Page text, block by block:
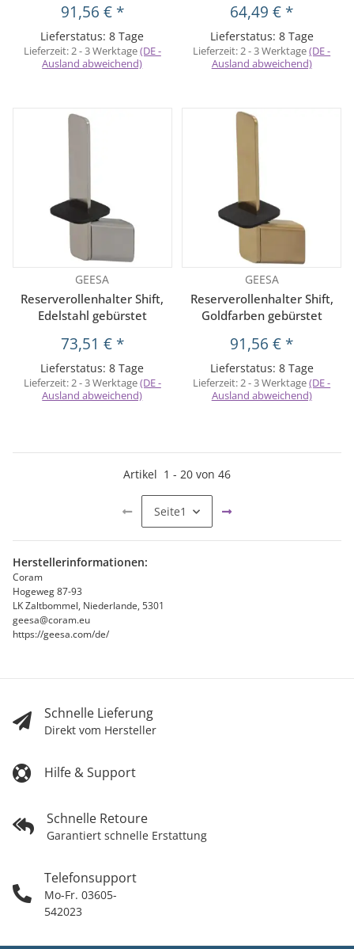
91,56 € *
Lieferstatus: 8 Tage
Lieferzeit:2 - 3 Werktage(DE -
Ausland abweichend)
64,49 € *
Lieferstatus: 8 Tage
Lieferzeit:2 - 3 Werktage(DE -
Ausland abweichend)
GEESA
Reserverollenhalter Shift,
Edelstahl gebürstet
73,51 € *
Lieferstatus: 8 Tage
Lieferzeit:2 - 3 Werktage(DE -
Ausland abweichend)
GEESA
Reserverollenhalter Shift,
Goldfarben gebürstet
91,56 € *
Lieferstatus: 8 Tage
Lieferzeit:2 - 3 Werktage(DE -
Ausland abweichend)
Artikel 1 - 20 von 46
Seite1
Herstellerinformationen:
Coram
Hogeweg 87-93
LK Zaltbommel, Niederlande, 5301
geesa@coram.eu
https://geesa.com/de/
Schnelle Lieferung
Direkt vom Hersteller
Hilfe & Support
Schnelle Retoure
Garantiert schnelle Erstattung
Telefonsupport
Mo-Fr. 03605-
542023